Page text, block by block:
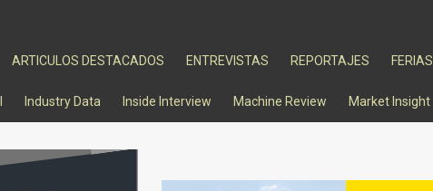
ARTICULOS DESTACADOS ENTREVISTAS REPORTAJES FERIAS
Industry Data Inside Interview Machine Review Market Insight